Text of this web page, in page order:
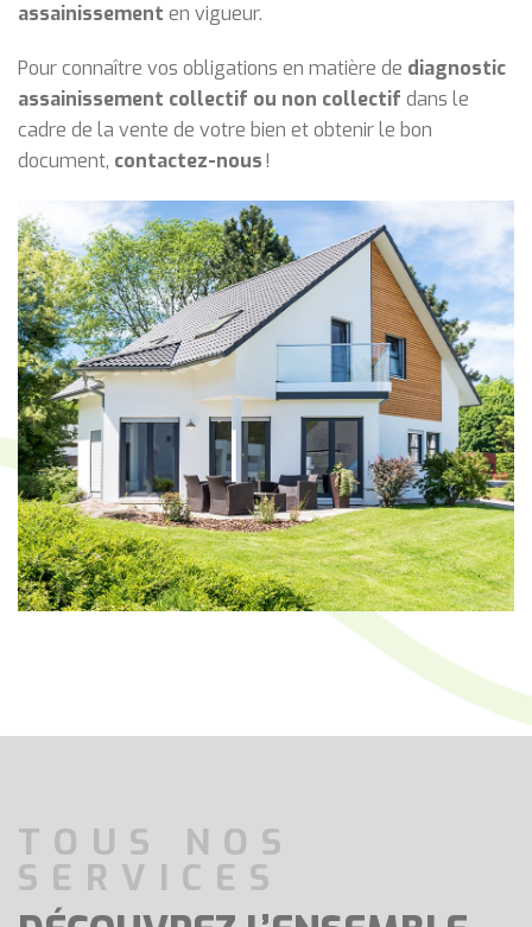
assainissement en vigueur.
Pour connaître vos obligations en matière de diagnostic
assainissement collectif ou non collectif dans le
cadre de la vente de votre bien et obtenir le bon
document, contactez-nous!
TOUS NOS
SERVICES